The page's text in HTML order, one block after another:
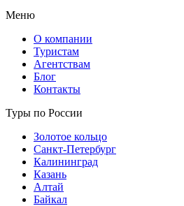
Меню
О компании
Туристам
Агентствам
Блог
Контакты
Туры по России
Золотое кольцо
Санкт-Петербург
Калининград
Казань
Алтай
Байкал